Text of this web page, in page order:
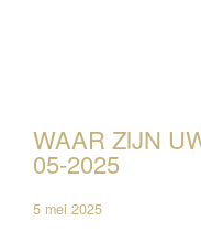
WAAR ZIJN
05-2025
5 mei 2025